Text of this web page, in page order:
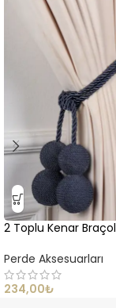
2 Toplu Kenar Braçol
Perde Aksesuarları
234,00₺